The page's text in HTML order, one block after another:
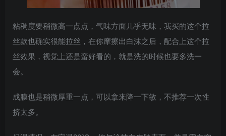
粘稠度要稍微高一点点，气味方面几乎无味，我买的这个拉
丝款也确实很能拉丝，在你摩擦出白沫之后，配合上这个拉
丝效果，视觉上还是蛮好看的，就是洗的时候也要多洗一
会。
成膜也是稍微厚重一点，可以拿来降一下敏，不推荐一次性
挤太多。